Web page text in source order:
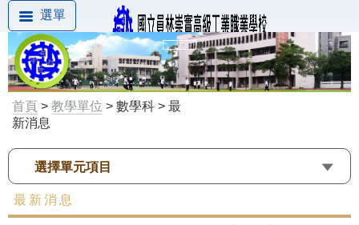
選單
首頁 > 教學單位 > 數學科 > 最
新消息
選擇單元項目
最新消息